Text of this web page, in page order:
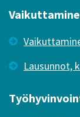
Lausunnot,